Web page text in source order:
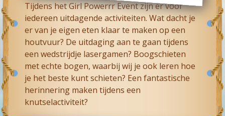
Tijdens het Girl Powerrr Event zijn er voor
iedereen uitdagende activiteiten. Wat dacht je
er van je eigen eten klaar te maken op een
houtvuur? De uitdaging aan te gaan tijdens
een wedstrijdje lasergamen? Boogschieten
met echte bogen, waarbij wij je ook leren hoe
je het beste kunt schieten? Een fantastische
herinnering maken tijdens een
knutselactiviteit?